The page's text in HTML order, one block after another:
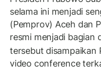
selama ini menjadi
(Pemprov) Aceh dan
resmi menjadi bagian
tersebut disampaikan
video conference